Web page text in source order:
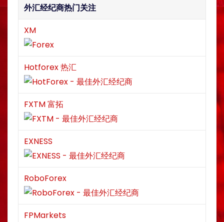
外汇经纪商热门关注
XM
Hotforex 热汇
FXTM 富拓
EXNESS
RoboForex
FPMarkets